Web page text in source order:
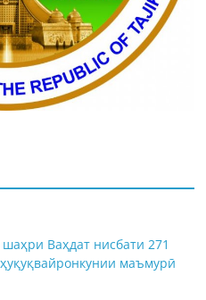
Ваҳдат нисбати 271
маъмурӣ